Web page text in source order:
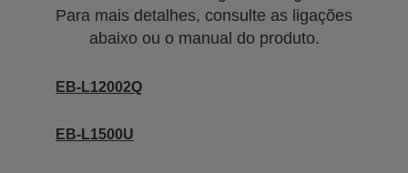
Para mais detalhes, consulte as ligações
abaixo ou o manual do produto.
EB-L12002Q
EB-L1500U